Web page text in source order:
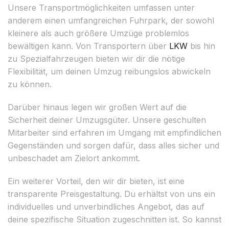
Unsere Transportmöglichkeiten umfassen unter
anderem einen umfangreichen Fuhrpark, der sowohl
kleinere als auch größere Umzüge problemlos
bewältigen kann. Von Transportern über LKW bis hin
zu Spezialfahrzeugen bieten wir dir die nötige
Flexibilität, um deinen Umzug reibungslos abwickeln
zu können.
Darüber hinaus legen wir großen Wert auf die
Sicherheit deiner Umzugsgüter. Unsere geschulten
Mitarbeiter sind erfahren im Umgang mit empfindlichen
Gegenständen und sorgen dafür, dass alles sicher und
unbeschadet am Zielort ankommt.
Ein weiterer Vorteil, den wir dir bieten, ist eine
transparente Preisgestaltung. Du erhältst von uns ein
individuelles und unverbindliches Angebot, das auf
deine spezifische Situation zugeschnitten ist. So kannst